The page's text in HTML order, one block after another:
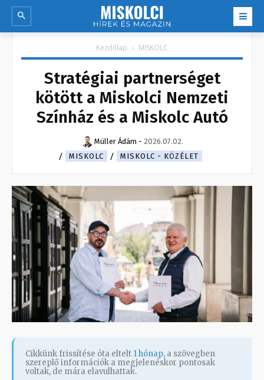
Kezdőlap MISKOLC
Stratégiai partnerséget
kötött a Miskolci Nemzeti
Színház és a Miskolc Autó
Müller Ádám - 2026.07.02.
MISKOLC
MISKOLC - KÖZÉLET
Cikkünk frissítése óta eltelt 1 hónap, a szövegben
szereplő információk a megjelenéskor pontosak
voltak, de mára elavulhattak.